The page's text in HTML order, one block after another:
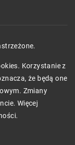
Korzystanie z
że będą one
Zmiany
Więcej
.